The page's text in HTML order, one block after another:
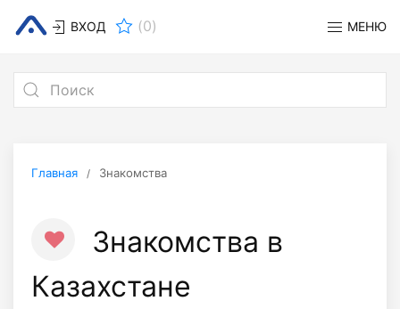
ВХОД (0) МЕНЮ
Главная Знакомства
Знакомства в
Казахстане